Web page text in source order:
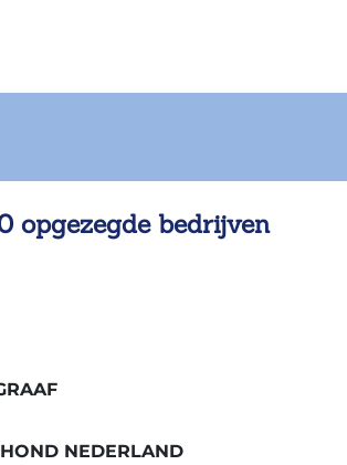
opgezegde bedrijven
NEDERLAND